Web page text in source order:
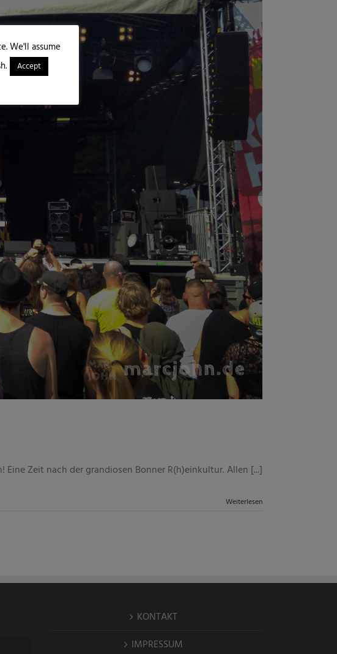
Zeit nach der grandiosen Bonner R(h)einkultur. Allen [...]
Weiterlesen
KONTAKT
IMPRESSUM
We'll assume
Accept